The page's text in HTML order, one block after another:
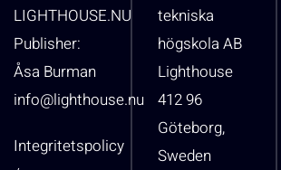
LIGHTHOUSE.NU
Publisher:
Åsa Burman
info@lighthouse.nu
Integritetspolicy
tekniska
högskola AB
Lighthouse
412 96
Göteborg,
Sweden